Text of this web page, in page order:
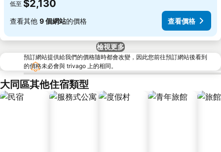
低至 $2,130
查看其他 9 個網站的價格 查看價格
檢視更多
預訂網站提供給我們的價格隨時都會改變，因此您前往預訂網站後看到
的價格未必會與 trivago 上的相同。
大同區其他住宿類型